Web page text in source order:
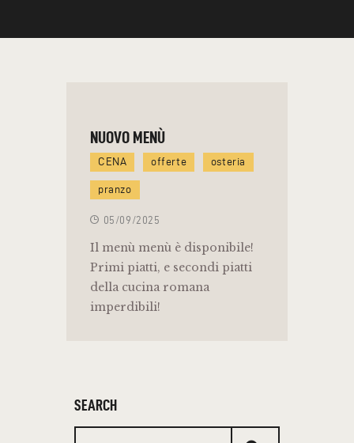
NUOVO MENÙ
CENA offerte osteria
pranzo
05/09/2025
Il menù menù è disponibile!
Primi piatti, e secondi piatti
della cucina romana
imperdibili!
SEARCH